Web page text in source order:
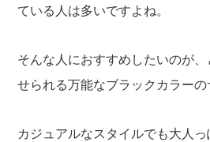
ている人は多いですよね。
そんな人におすすめしたいのが
せられる万能なブラックカラーの
カジュアルなスタイルでも大人